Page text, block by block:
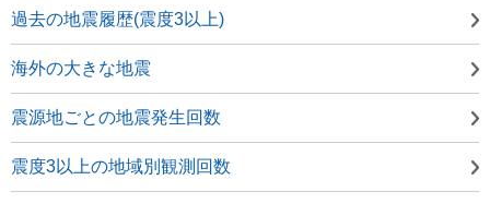
過去の地震履歴(震度3以上)
海外の大きな地震
震源地ごとの地震発生回数
震度3以上の地域別観測回数